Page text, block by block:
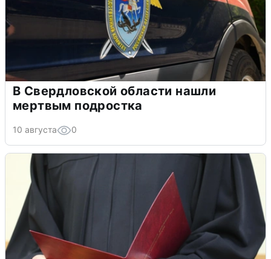
В Свердловской области нашли
мертвым подростка
10 августа 0